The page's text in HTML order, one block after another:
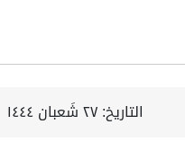
التاريخ:٢٧ شَعبان ١٤٤٤